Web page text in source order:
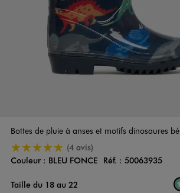
Bottes de pluie à anses et motifs dinosaures
5/5 de moyenne(4 avis)
Couleur
Couleur : BLEU FONCE Réf. : 50063935
Taille du 18 au 22